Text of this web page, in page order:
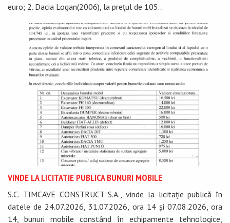
euro; 2. Dacia Logan(2006), la prețul de 105...
VINDE LA LICITATIE PUBLICA BUNURI MOBILE
S.C. TIMCAVE CONSTRUCT S.A., vinde la licitație publică în
datele de 24.07.2026, 31.07.2026, ora 14 și 07.08.2026, ora
14, bunuri mobile constând în echipamente tehnologice,